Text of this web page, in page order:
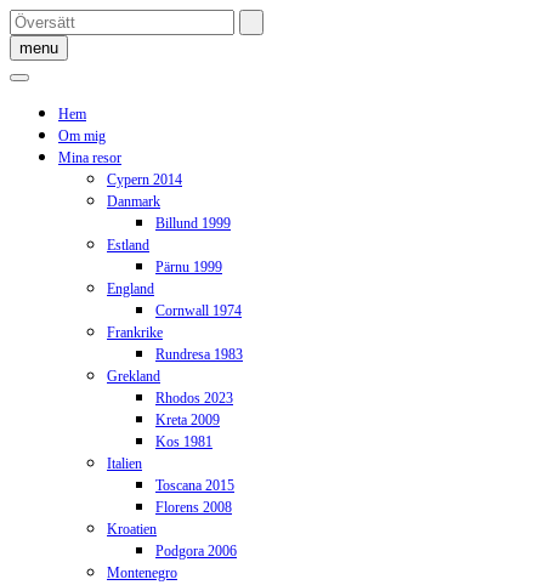
Skip
to
content
menu
Hem
Om mig
Mina resor
Cypern 2014
Danmark
Billund 1999
Estland
Pärnu 1999
England
Cornwall 1974
Frankrike
Rundresa 1983
Grekland
Rhodos 2023
Kreta 2009
Kos 1981
Italien
Toscana 2015
Florens 2008
Kroatien
Podgora 2006
Montenegro